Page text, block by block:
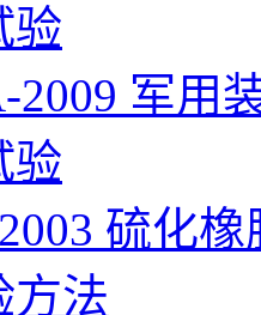
验
2009 军用
验
硫化
方法